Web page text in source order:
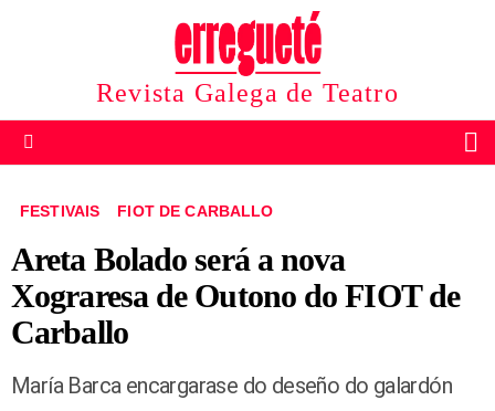
Revista Galega de Teatro
FESTIVAIS FIOT DE CARBALLO
Areta Bolado será a nova
Xograresa de Outono do FIOT de
Carballo
María Barca encargarase do deseño do galardón